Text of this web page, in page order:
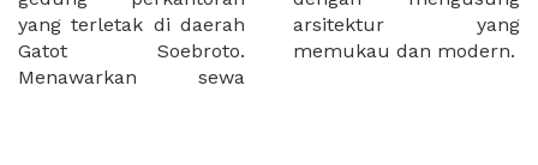
yang terletak di daerah
Gatot Soebroto.
Menawarkan sewa
arsitektur yang
memukau dan modern.